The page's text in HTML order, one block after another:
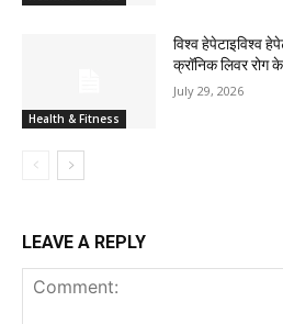
Health & Fitness
विश्व हेपेटाइविश्व
क्रॉनिक लिवर रोग
July 29, 2026
LEAVE A REPLY